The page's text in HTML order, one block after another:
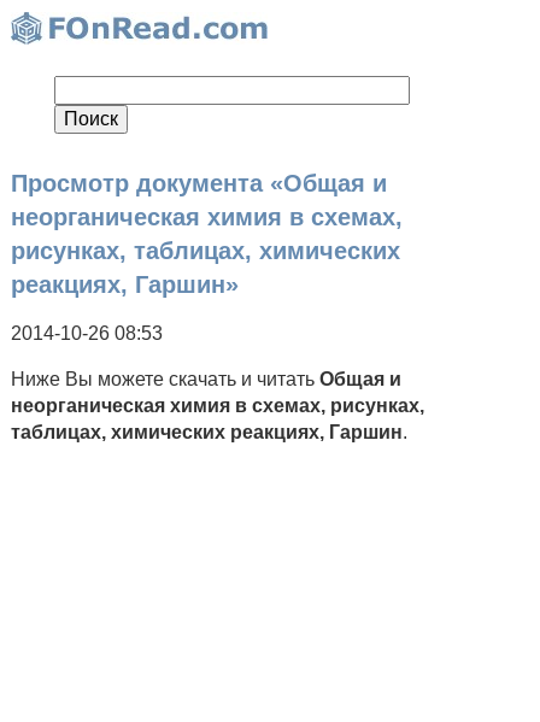
Просмотр документа «Общая и
неорганическая химия в схемах,
рисунках, таблицах, химических
реакциях, Гаршин»
2014-10-26 08:53
Ниже Вы можете скачать и читать Общая и
неорганическая химия в схемах, рисунках,
таблицах, химических реакциях, Гаршин.